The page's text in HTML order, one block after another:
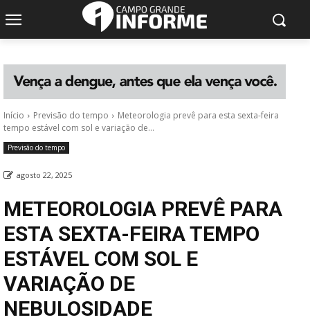
Início Previsão do tempo
Meteorologia prevê para esta sexta-feira
tempo estável com sol e variação de...
Previsão do tempo
agosto 22, 2025
METEOROLOGIA PREVÊ PARA
ESTA SEXTA-FEIRA TEMPO
ESTÁVEL COM SOL E
VARIAÇÃO DE
NEBULOSIDADE